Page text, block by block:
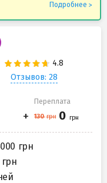
Подробнее
Отзывов: 28
Переплата